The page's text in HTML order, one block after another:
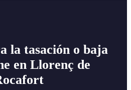
la tasación o baja
en Llorenç de